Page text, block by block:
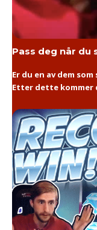
Pass deg når du
Er du en av dem
Etter dette kommer